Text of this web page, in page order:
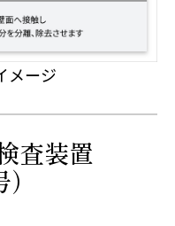
メージ
査装置